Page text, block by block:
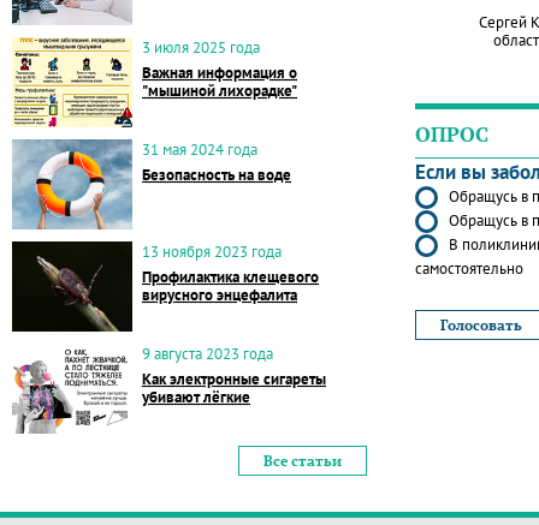
3 июля 2025 года
Важная информация о
"мышиной лихорадке"
31 мая 2024 года
Безопасность на воде
13 ноября 2023 года
Профилактика клещевого
вирусного энцефалита
9 августа 2023 года
Как электронные сигареты
убивают лёгкие
Все статьи
Сергей
ОПРОС
Если вы
Обращусь в
Обращусь в
В
самостоятельно